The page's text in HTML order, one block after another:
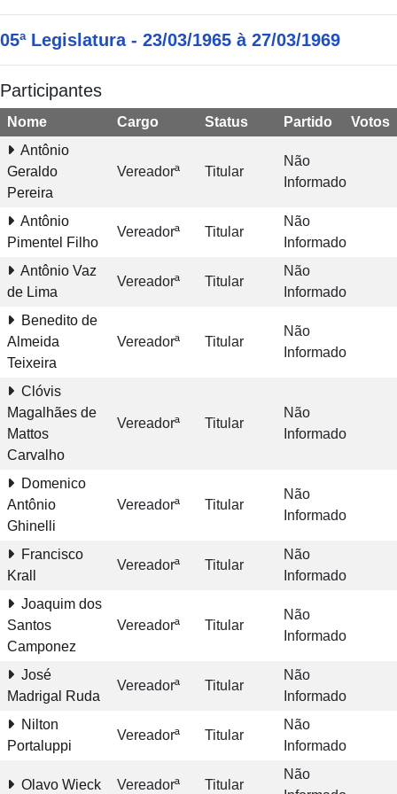
05ª Legislatura - 23/03/1965 à 27/03/1969
Participantes
Nome Cargo Status Partido
Votos
Antônio
Geraldo
Pereira
Vereadorª Titular
Não
Informado
Antônio
Pimentel Filho
Vereadorª Titular
Não
Informado
Antônio Vaz
de Lima
Vereadorª Titular
Não
Informado
Benedito de
Almeida
Teixeira
Vereadorª Titular
Não
Informado
Clóvis
Magalhães de
Mattos
Carvalho
Vereadorª Titular
Não
Informado
Domenico
Antônio
Ghinelli
Vereadorª Titular
Não
Informado
Francisco
Krall
Vereadorª Titular
Não
Informado
Joaquim dos
Santos
Camponez
Vereadorª Titular
Não
Informado
José
Madrigal Ruda
Vereadorª Titular
Não
Informado
Nilton
Portaluppi
Vereadorª Titular
Não
Informado
Olavo Wieck Vereadorª Titular
Não